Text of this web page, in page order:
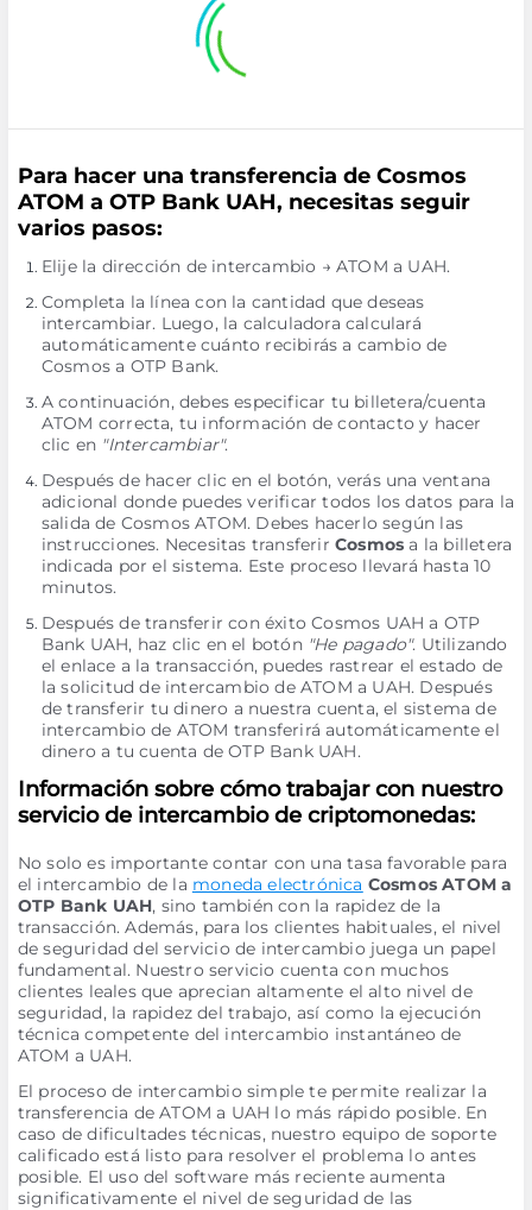
Para hacer una transferencia de Cosmos
ATOM a OTP Bank UAH, necesitas seguir
varios pasos:
Elije la dirección de intercambio → ATOM a UAH.
Completa la línea con la cantidad que deseas
intercambiar. Luego, la calculadora calculará
automáticamente cuánto recibirás a cambio de
Cosmos a OTP Bank.
A continuación, debes especificar tu billetera/cuenta
ATOM correcta, tu información de contacto y hacer
clic en "Intercambiar".
Después de hacer clic en el botón, verás una ventana
adicional donde puedes verificar todos los datos para la
salida de Cosmos ATOM. Debes hacerlo según las
instrucciones. Necesitas transferir Cosmos a la billetera
indicada por el sistema. Este proceso llevará hasta 10
minutos.
Después de transferir con éxito Cosmos UAH a OTP
Bank UAH, haz clic en el botón "He pagado". Utilizando
el enlace a la transacción, puedes rastrear el estado de
la solicitud de intercambio de ATOM a UAH. Después
de transferir tu dinero a nuestra cuenta, el sistema de
intercambio de ATOM transferirá automáticamente el
dinero a tu cuenta de OTP Bank UAH.
Información sobre cómo trabajar con nuestro
servicio de intercambio de criptomonedas:
No solo es importante contar con una tasa favorable para
el intercambio de la moneda electrónica Cosmos ATOM a
OTP Bank UAH, sino también con la rapidez de la
transacción. Además, para los clientes habituales, el nivel
de seguridad del servicio de intercambio juega un papel
fundamental. Nuestro servicio cuenta con muchos
clientes leales que aprecian altamente el alto nivel de
seguridad, la rapidez del trabajo, así como la ejecución
técnica competente del intercambio instantáneo de
ATOM a UAH.
El proceso de intercambio simple te permite realizar la
transferencia de ATOM a UAH lo más rápido posible. En
caso de dificultades técnicas, nuestro equipo de soporte
calificado está listo para resolver el problema lo antes
posible. El uso del software más reciente aumenta
significativamente el nivel de seguridad de las